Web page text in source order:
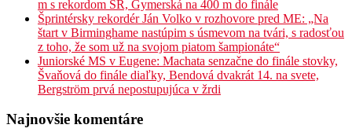
m s rekordom SR, Gymerská na 400 m do finále
Šprintérsky rekordér Ján Volko v rozhovore pred ME: „Na
štart v Birminghame nastúpim s úsmevom na tvári, s radosťou
z toho, že som už na svojom piatom šampionáte“
Juniorské MS v Eugene: Machata senzačne do finále stovky,
Švaňová do finále diaľky, Bendová dvakrát 14. na svete,
Bergström prvá nepostupujúca v žrdi
Najnovšie komentáre